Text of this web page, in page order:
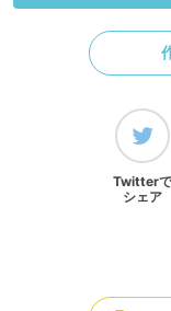
Twitterで
シェア